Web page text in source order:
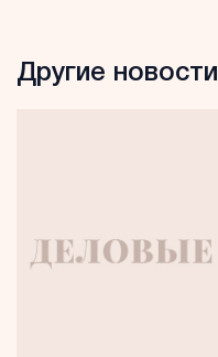
Другие новости